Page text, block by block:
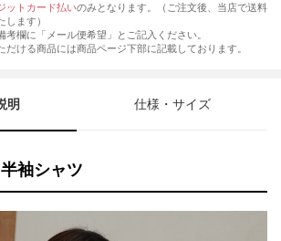
ットカード払いのみとなります。（ご注文後、当店で送料
します）
考欄に「メール便希望」とご記入ください。
だける商品には商品ページ下部に記載しております。
明 仕様・サイズ
袖シャツ